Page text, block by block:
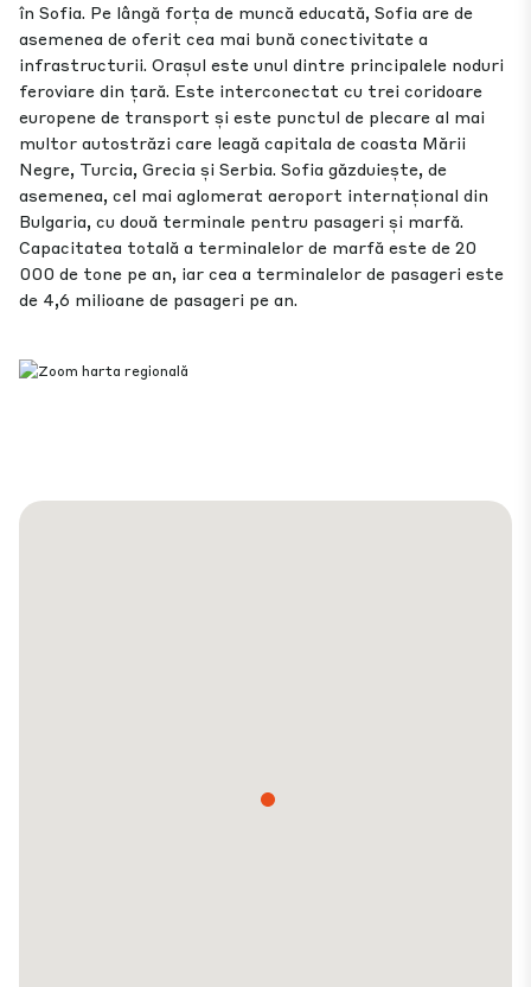
în Sofia. Pe lângă forța de muncă educată, Sofia are de
asemenea de oferit cea mai bună conectivitate a
infrastructurii. Orașul este unul dintre principalele noduri
feroviare din țară. Este interconectat cu trei coridoare
europene de transport și este punctul de plecare al mai
multor autostrăzi care leagă capitala de coasta Mării
Negre, Turcia, Grecia și Serbia. Sofia găzduiește, de
asemenea, cel mai aglomerat aeroport internațional din
Bulgaria, cu două terminale pentru pasageri și marfă.
Capacitatea totală a terminalelor de marfă este de 20
000 de tone pe an, iar cea a terminalelor de pasageri este
de 4,6 milioane de pasageri pe an.